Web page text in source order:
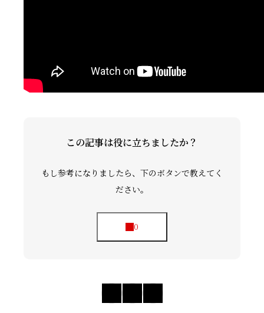
この記事は役に立ちましたか？
もし参考になりましたら、下のボタンで教えてく
ださい。